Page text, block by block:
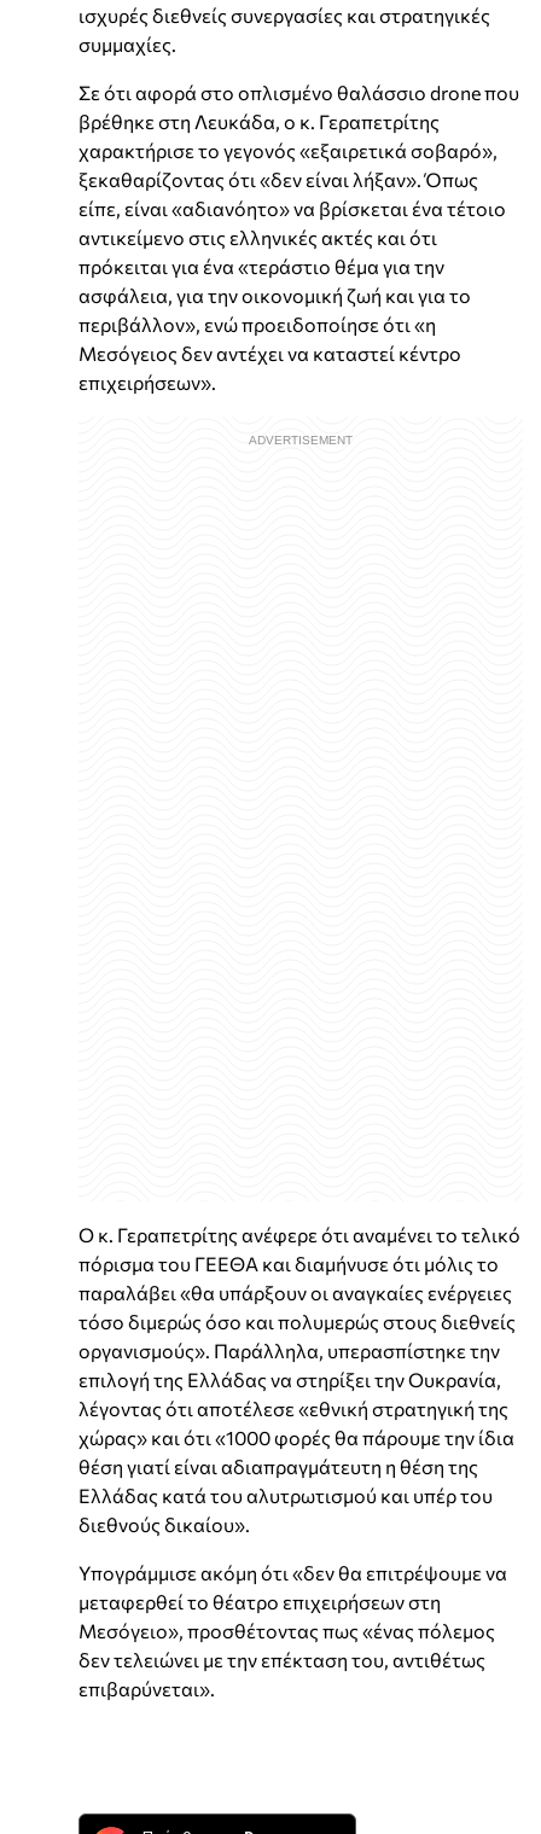
ισχυρές διεθνείς συνεργασίες και στρατηγικές
συμμαχίες.
Σε ότι αφορά στο οπλισμένο θαλάσσιο drone που
βρέθηκε στη Λευκάδα, ο κ. Γεραπετρίτης
χαρακτήρισε το γεγονός «εξαιρετικά σοβαρό»,
ξεκαθαρίζοντας ότι «δεν είναι λήξαν». Όπως
είπε, είναι «αδιανόητο» να βρίσκεται ένα τέτοιο
αντικείμενο στις ελληνικές ακτές και ότι
πρόκειται για ένα «τεράστιο θέμα για την
ασφάλεια, για την οικονομική ζωή και για το
περιβάλλον», ενώ προειδοποίησε ότι «η
Μεσόγειος δεν αντέχει να καταστεί κέντρο
επιχειρήσεων».
Ο κ. Γεραπετρίτης ανέφερε ότι αναμένει το τελικό
πόρισμα του ΓΕΕΘΑ και διαμήνυσε ότι μόλις το
παραλάβει «θα υπάρξουν οι αναγκαίες ενέργειες
τόσο διμερώς όσο και πολυμερώς στους διεθνείς
οργανισμούς». Παράλληλα, υπερασπίστηκε την
επιλογή της Ελλάδας να στηρίξει την Ουκρανία,
λέγοντας ότι αποτέλεσε «εθνική στρατηγική της
χώρας» και ότι «1000 φορές θα πάρουμε την ίδια
θέση γιατί είναι αδιαπραγμάτευτη η θέση της
Ελλάδας κατά του αλυτρωτισμού και υπέρ του
διεθνούς δικαίου».
Υπογράμμισε ακόμη ότι «δεν θα επιτρέψουμε να
μεταφερθεί το θέατρο επιχειρήσεων στη
Μεσόγειο», προσθέτοντας πως «ένας πόλεμος
δεν τελειώνει με την επέκταση του, αντιθέτως
επιβαρύνεται».